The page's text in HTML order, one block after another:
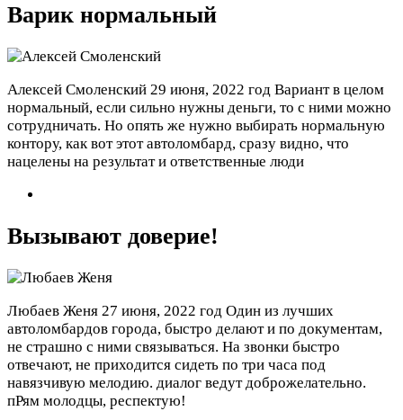
Варик нормальный
Алексей Смоленский 29 июня, 2022 год Вариант в целом
нормальный, если сильно нужны деньги, то с ними можно
сотрудничать. Но опять же нужно выбирать нормальную
контору, как вот этот автоломбард, сразу видно, что
нацелены на результат и ответственные люди
Вызывают доверие!
Любаев Женя 27 июня, 2022 год Один из лучших
автоломбардов города, быстро делают и по документам,
не страшно с ними связываться. На звонки быстро
отвечают, не приходится сидеть по три часа под
навязчивую мелодию. диалог ведут доброжелательно.
пРям молодцы, респектую!